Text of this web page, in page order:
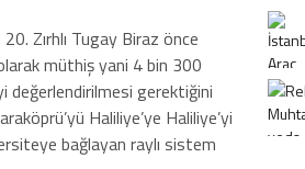
Zırhlı Tugay Biraz önce
müthiş yani 4 bin 300
değerlendirilmesi gerektiğini
Haliliye’ye Haliliye’yi
bağlayan raylı sistem